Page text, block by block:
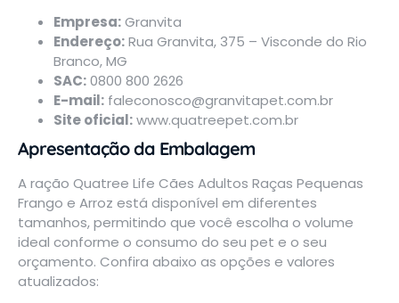
Empresa:Granvita
Endereço:Rua Granvita, 375 – Visconde do Rio
Branco, MG
SAC:0800 800 2626
E-mail: faleconosco@granvitapet.com.br
Site oficial:www.quatreepet.com.br
Apresentação da Embalagem
A ração Quatree Life Cães Adultos Raças Pequenas
Frango e Arroz está disponível em diferentes
tamanhos, permitindo que você escolha o volume
ideal conforme o consumo do seu pet e o seu
orçamento. Confira abaixo as opções e valores
atualizados: